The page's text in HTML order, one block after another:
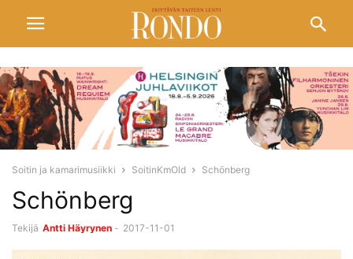
Soitin ja kamarimusiikki SoitinKmOld Schönberg
Schönberg
Tekijä Antti Häyrynen - 2017-11-01